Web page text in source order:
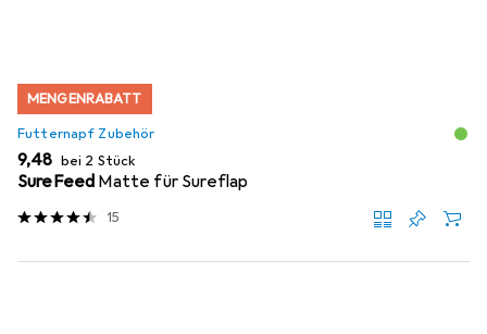
MENGENRABATT
Futternapf Zubehör
EUR
9,48 bei 2 Stück
SureFeed Matte für Sureflap
15